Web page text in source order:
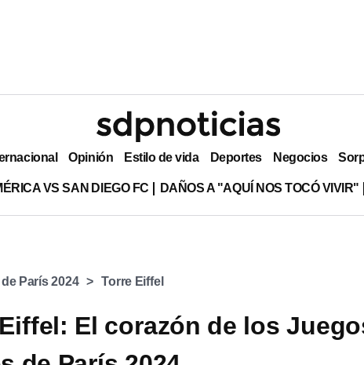
Opinión Estilo de vida Deportes Negocios
VS SAN DIEGO FC DAÑOS A "AQUÍ NOS TOCÓ VIVIR"
París 2024 Torre Eiffel
El corazón de los